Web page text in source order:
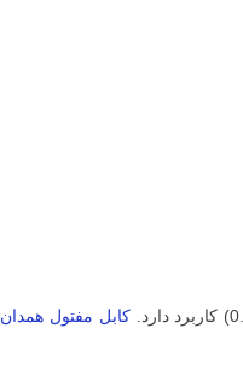
کابل مفتول همدان